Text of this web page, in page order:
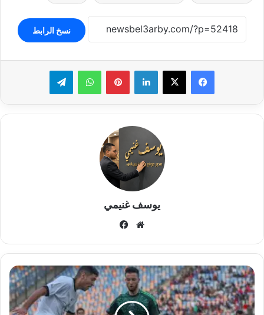
نسخ الرابط
لينكدإن بينتيريستواتساب تيلقرام
يوسف غنيمي
موقع
حسام
حسن
يقود
منتخب